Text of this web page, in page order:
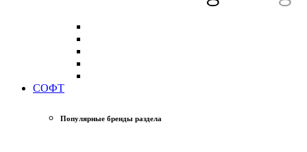
СОФТ
Популярные бренды раздела